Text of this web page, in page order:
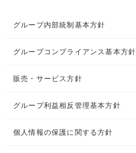
グループ内部統制基本方針
グループコンプライアンス基本方針
販売・サービス方針
グループ利益相反管理基本方針
個人情報の保護に関する方針